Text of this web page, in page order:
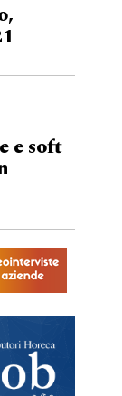
e soft